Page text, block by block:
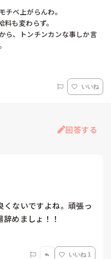
チベ上がらんわ。
も変わらず。
ら、トンチンカンな事しか言
いいね
回答する
ないですよね。頑張っ
めましょ！！
いいね 1